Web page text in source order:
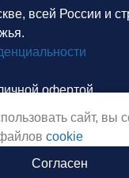
всей России и
офертой.
сайт, вы
файловcookie
Согласен